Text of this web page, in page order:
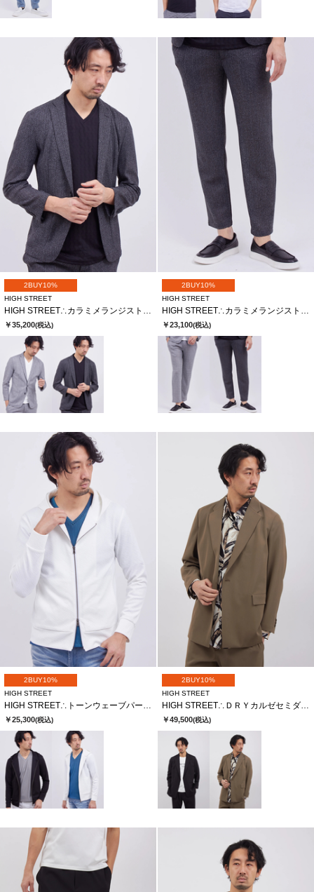
2BUY10%
HIGH STREET
￥35,200(税込)
2BUY10%
HIGH STREET
￥23,100(税込)
2BUY10%
HIGH STREET
HIGH STREET∴トーンウェーブパーカー
￥25,300(税込)
2BUY10%
HIGH STREET
HIGH STREET∴ＤＲＹカルゼセミダブルＪＫ
￥49,500(税込)